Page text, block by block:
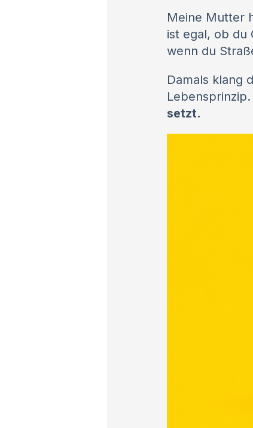
Meine Mutter
ist egal, ob du
wenn du
Damals klang
setzt.